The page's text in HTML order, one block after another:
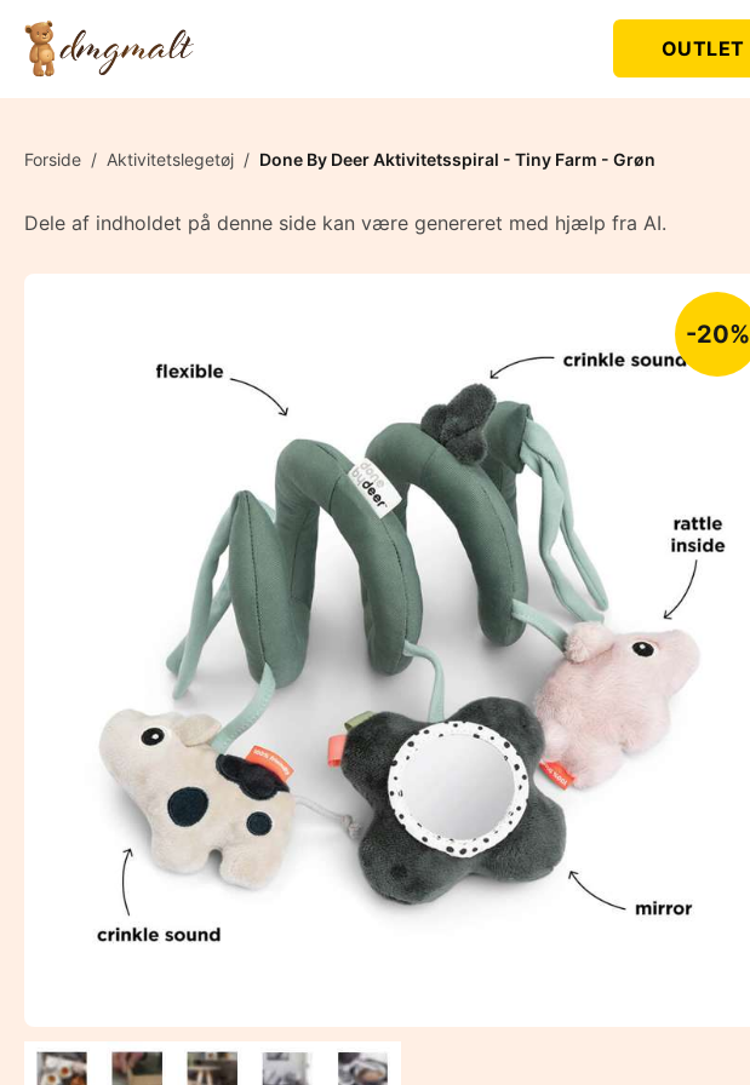
OUTLET
Forside / Aktivitetslegetøj / Done By Deer Aktivitetsspiral - Tiny Farm - Grøn
Dele af indholdet på denne side kan være genereret med hjælp fra AI.
-20%